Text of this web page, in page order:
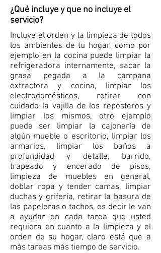
¿Qué incluye y que no incluye el
servicio?
Incluye el orden y la limpieza de todos
los ambientes de tu hogar, como por
ejemplo en la cocina puede limpiar la
refrigeradora internamente, sacar la
grasa pegada a la campana
extractora y cocina, limpiar los
electrodomésticos, retirar con
cuidado la vajilla de los reposteros y
limpiar los mismos, otro ejemplo
puede ser limpiar la cajonería de
algún mueble o escritorio, limpiar los
armarios, limpiar los baños a
profundidad y detalle, barrido,
trapeado y encerado de pisos,
limpieza de muebles en general,
doblar ropa y tender camas, limpiar
duchas y grifería, retirar la basura de
las papeleras o tachos, es decir le van
a ayudar en cada tarea que usted
requiera en cuanto a la limpieza y el
orden de su hogar, claro está que a
más tareas más tiempo de servicio.